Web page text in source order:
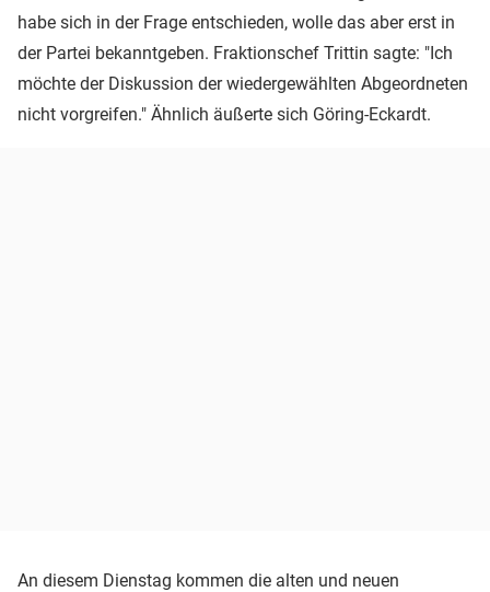
habe sich in der Frage entschieden, wolle das aber erst in
der Partei bekanntgeben. Fraktionschef Trittin sagte: "Ich
möchte der Diskussion der wiedergewählten Abgeordneten
nicht vorgreifen." Ähnlich äußerte sich Göring-Eckardt.
An diesem Dienstag kommen die alten und neuen